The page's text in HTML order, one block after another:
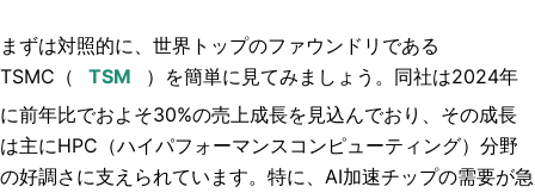
まずは対照的に、世界トップのファウンドリである
TSMC（
）を簡単に見てみましょう。同社は2024年
に前年比でおよそ30%の売上成長を見込んでおり、その成長
は主にHPC（ハイパフォーマンスコンピューティング）分野
の好調さに支えられています。特に、AI加速チップの需要が急